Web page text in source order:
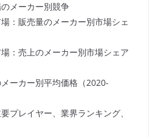
メーカー別競争
：販売量のメーカー別市場シェ
：売上のメーカー別市場シェア
ーカー別平均価格（2020-
プレイヤー、業界ランキング、